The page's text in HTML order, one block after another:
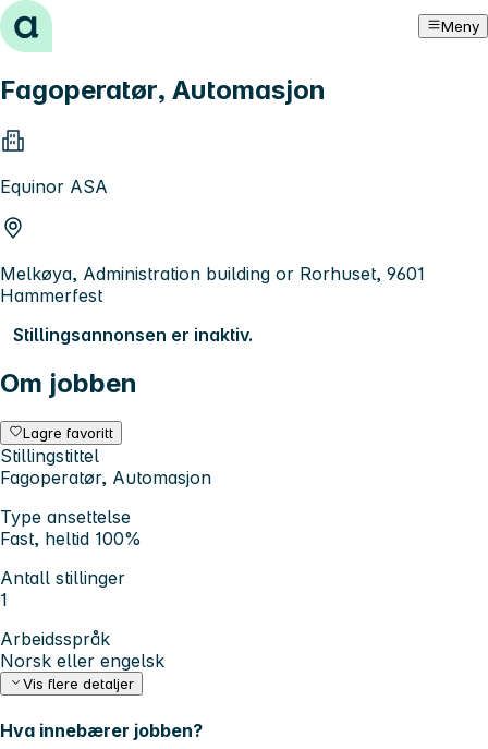
Hopp til innhold Meny
Fagoperatør, Automasjon
Equinor ASA
Melkøya, Administration building or Rorhuset, 9601
Hammerfest
Stillingsannonsen er inaktiv.
Om jobben
Lagre favoritt
Stillingstittel
Fagoperatør, Automasjon
Type ansettelse
Fast, heltid 100%
Antall stillinger
1
Arbeidsspråk
Norsk eller engelsk
Vis flere detaljer
Hva innebærer jobben?